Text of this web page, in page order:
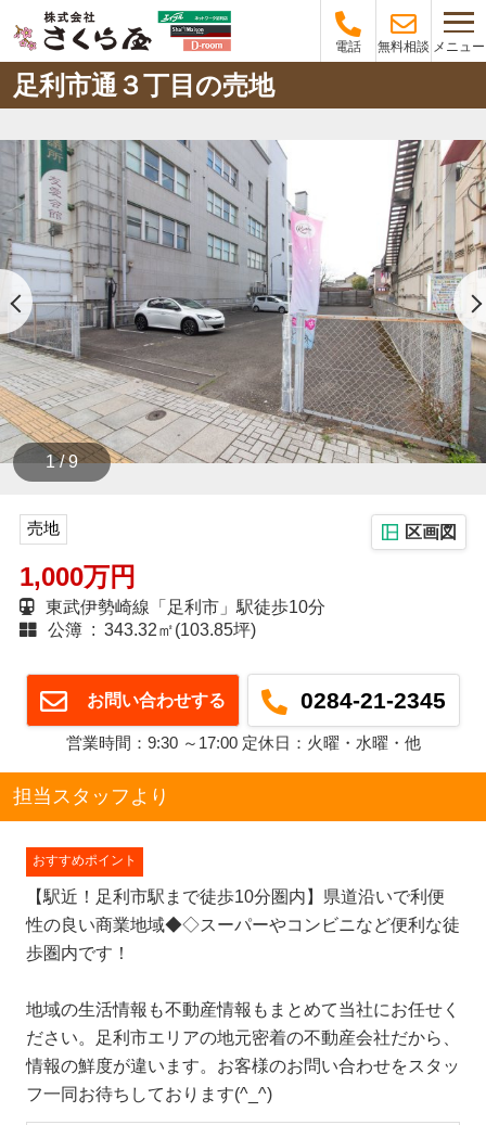
電話 無料相談 メニュー
足利市通３丁目の売地
1 / 9
売地 区画図
1,000万円
東武伊勢崎線「足利市」駅徒歩10分
公簿 : 343.32㎡(103.85坪)
お問い合わせする 0284-21-2345
営業時間：9:30 ～17:00 定休日：火曜・水曜・他
担当スタッフより
おすすめポイント
【駅近！足利市駅まで徒歩10分圏内】県道沿いで利便
性の良い商業地域◆◇スーパーやコンビニなど便利な徒
歩圏内です！
地域の生活情報も不動産情報もまとめて当社にお任せく
ださい。足利市エリアの地元密着の不動産会社だから、
情報の鮮度が違います。お客様のお問い合わせをスタッ
フ一同お待ちしております(^_^)